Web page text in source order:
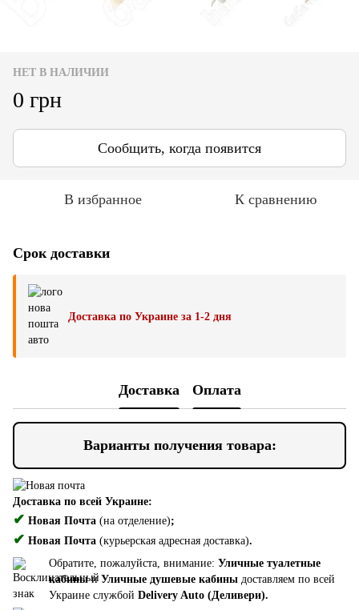
НЕТ В НАЛИЧИИ
0 грн
Сообщить, когда появится
В избранное К сравнению
Срок доставки
Доставка по Украине за 1-2 дня
Доставка Оплата
Варианты получения товара:
Доставка по всей Украине:
✔ Новая Почта (на отделение);
✔ Новая Почта (курьерская адресная доставка).
Обратите, пожалуйста, внимание: Уличные туалетные
кабиныи Уличные душевые кабины доставляем по всей
Украине службой Delivery Auto (Деливери).